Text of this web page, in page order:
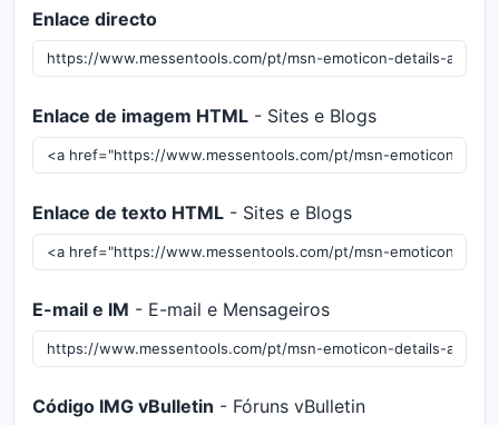
Enlace directo
Enlace de imagem HTML - Sites e Blogs
Enlace de texto HTML - Sites e Blogs
E-mail e IM - E-mail e Mensageiros
Código IMG vBulletin - Fóruns vBulletin